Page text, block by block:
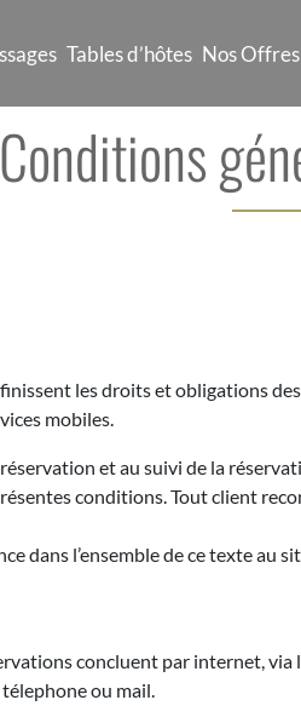
Tables d’hôtes Nos Offres
Conditions
les droits et obligations
mobiles.
et au suivi de la
conditions. Tout client
dans l’ensemble de ce texte
concluent par internet,
ou mail.